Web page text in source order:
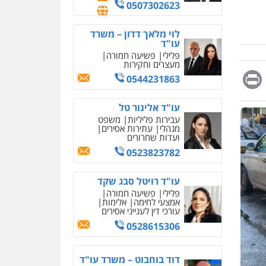
Message
Print
0507302623
לוי מלאך דדון – משרד
עו"ד
פלילי פשיעה חמורה
מעצרים וחקירות
0544231863
עו"ד אלינור טל
עבירות פליליות משפט
מנהלי עתירות אסירים
ועדות שחרורים
0523823782
עו"ד רויטל סבג שקד
פלילי פשיעה חמורה
אמצעי לחימה אלימות
עורכי דין לענייני אסירים
0528615306
דוד בוחבוט – משרד עו"ד
מחיקת כתבות מגוגל
ודחיקת אזכורים שליליים
שירותים מקצועיים לעורכי
דין
0522508109
אחסון אתרים
מהירות הגנה גיבוי
תמיכה שירותים מקצועיים
לעורכי דין
מרכז התחלה חדשה
אסירים עבירות מין
שירותים מקצועיים לעורכי
דין
0544500346
מאיה בלום, עו"ס,
טיפול ושיקום
טיפול בהתמכרויות
שירותים מקצועיים לעורכיאיומים כתובים
תושב סכנין חשוד ששלח הודעות